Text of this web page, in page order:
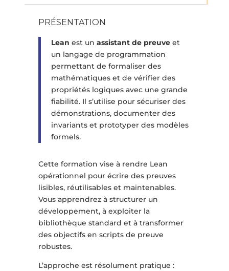
PRÉSENTATION
Lean est un assistant de preuveet
un langage de programmation
permettant de formaliser des
mathématiques et de vérifier des
propriétés logiques avec une grande
fiabilité. Il s’utilise pour sécuriser des
démonstrations, documenter des
invariants et prototyper des modèles
formels.
Cette formation vise à rendre Lean
opérationnel pour écrire des preuves
lisibles, réutilisables et maintenables.
Vous apprendrez à structurer un
développement, à exploiter la
bibliothèque standard et à transformer
des objectifs en scripts de preuve
robustes.
L’approche est résolument pratique :